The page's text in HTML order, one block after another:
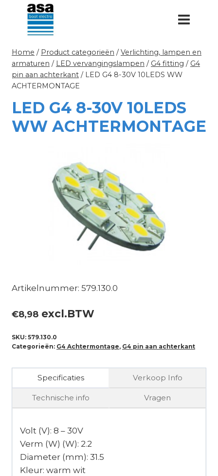
Doorgaan
inhoud
Home / Product categorieën / Verlichting, lampen en
armaturen / LED vervangingslampen / G4 fitting / G4
pin aan achterkant / LED G4 8-30V 10LEDS WW
ACHTERMONTAGE
LED G4 8-30V 10LEDS
WW ACHTERMONTAGE
Artikelnummer: 579.130.0
€8,98 excl.BTW
SKU: 579.130.0
Categorieën: G4 Achtermontage, G4 pin aan achterkant
Specificaties Verkoop Info
Technische info Vragen
Volt (V): 8 – 30V
Verm (W) (W): 2.2
Diameter (mm): 31.5
Kleur: warm wit